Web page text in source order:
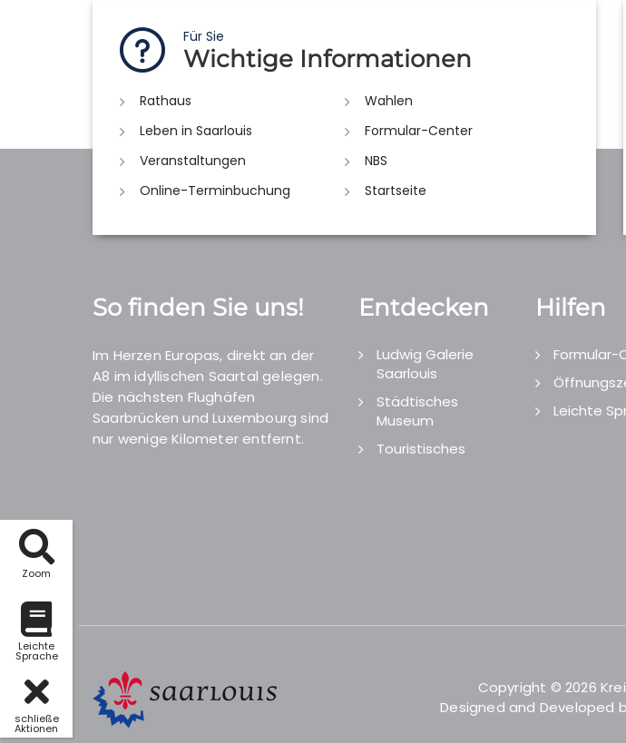
Zoom
Leichte
Sprache
schließe
Aktionen
Für Sie
Wichtige Informationen
Rathaus
Wahlen
Leben in Saarlouis
Formular-Center
Veranstaltungen
NBS
Online-Terminbuchung
Startseite
So finden Sie uns!
Im Herzen Europas, direkt an der
A8 im idyllischen Saartal gelegen.
Die nächsten Flughäfen
Saarbrücken und Luxembourg sind
nur wenige Kilometer entfernt.
Entdecken
Ludwig Galerie
Saarlouis
Städtisches
Museum
Touristisches
Hilfen
Formular-
Leichte
Copyright © 2026
Designed and Developed